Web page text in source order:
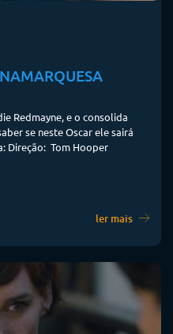
Redmayne, e o consolida
se neste Oscar ele sairá
Direção: Tom Hooper
ler mais